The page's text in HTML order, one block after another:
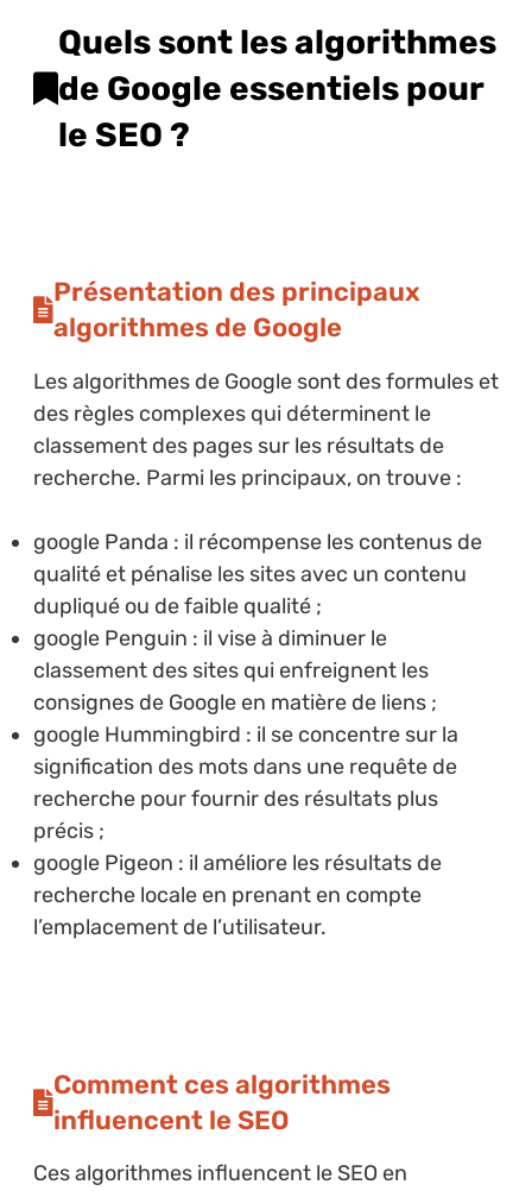
Quels sont les algorithmes
de Google essentiels pour
le SEO ?
Présentation des principaux
algorithmes de Google
Les algorithmes de Google sont des formules et
des règles complexes qui déterminent le
classement des pages sur les résultats de
recherche. Parmi les principaux, on trouve :
google Panda : il récompense les contenus de
qualité et pénalise les sites avec un contenu
dupliqué ou de faible qualité ;
google Penguin : il vise à diminuer le
classement des sites qui enfreignent les
consignes de Google en matière de liens ;
google Hummingbird : il se concentre sur la
signification des mots dans une requête de
recherche pour fournir des résultats plus
précis ;
google Pigeon : il améliore les résultats de
recherche locale en prenant en compte
l’emplacement de l’utilisateur.
Comment ces algorithmes
influencent le SEO
Ces algorithmes influencent le SEO en